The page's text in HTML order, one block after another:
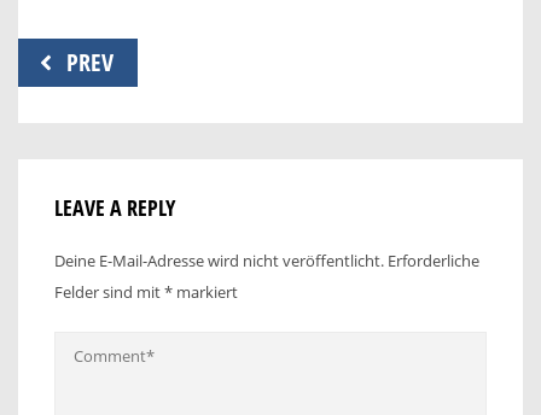
Beitragsnavigation
PREV
LEAVE A REPLY
Deine E-Mail-Adresse wird nicht veröffentlicht. Erforderliche
Felder sind mit* markiert